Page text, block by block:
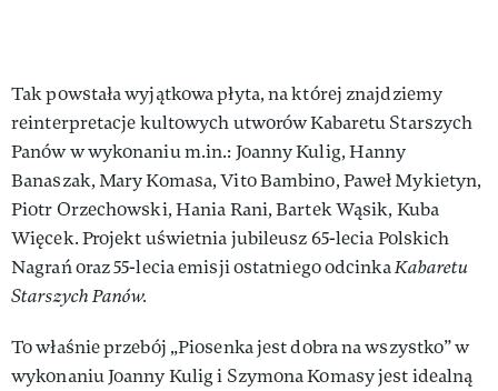
Tak powstała wyjątkowa płyta, na której znajdziemy
reinterpretacje kultowych utworów Kabaretu Starszych
Panów w wykonaniu m.in.: Joanny Kulig, Hanny
Banaszak, Mary Komasa, Vito Bambino, Paweł Mykietyn,
Piotr Orzechowski, Hania Rani, Bartek Wąsik, Kuba
Więcek. Projekt uświetnia jubileusz 65-lecia Polskich
Nagrań oraz 55-lecia emisji ostatniego odcinkaKabaretu
Starszych Panów.
To właśnie przebój „Piosenka jest dobra na wszystko” w
wykonaniu Joanny Kulig i Szymona Komasy jest idealną